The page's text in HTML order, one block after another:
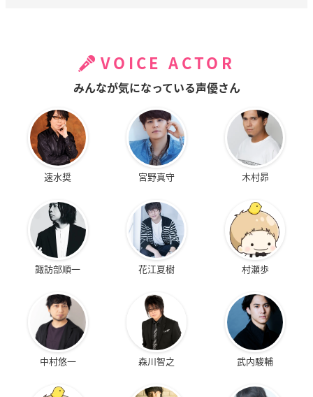
VOICE ACTOR
みんなが気になっている声優さん
速水奨 宮野真守 木村昴
諏訪部順一 花江夏樹 村瀬歩
中村悠一 森川智之 武内駿輔